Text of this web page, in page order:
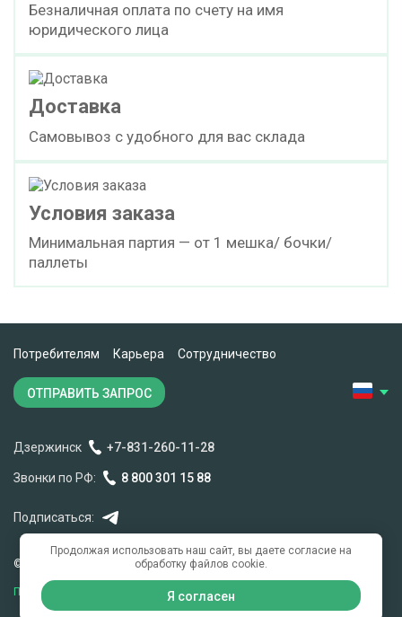
Безналичная оплата по счету на имя
юридического лица
Доставка
Самовывоз с удобного для вас склада
Условия заказа
Минимальная партия — от 1 мешка/ бочки/
паллеты
Потребителям Карьера Сотрудничество
ОТПРАВИТЬ ЗАПРОС
Дзержинск +7-831-260-11-28
Звонки по РФ: 8 800 301 15 88
Подписаться:
© 2007-2026 Нео Кемикал
Политика конфиденциальности
Продолжая использовать наш сайт, вы даете согласие на
обработку файлов cookie.
Я согласен